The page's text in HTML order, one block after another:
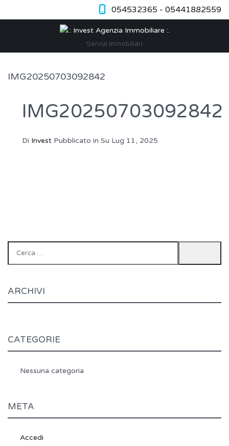
054532365 - 05441882559
Servizi Immobiliari
IMG20250703092842
IMG20250703092842
Di Invest Pubblicato in Su Lug 11, 2025
ARCHIVI
CATEGORIE
Nessuna categoria
META
Accedi